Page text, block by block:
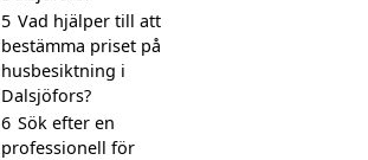
5 Vad hjälper till att
bestämma priset på
husbesiktning i
Dalsjöfors?
6 Sök efter en
professionell för